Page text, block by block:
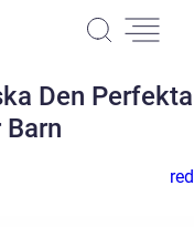
Den Perfekta